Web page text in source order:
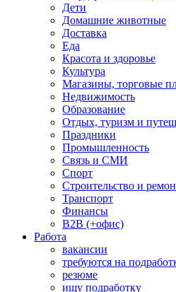
Дети
Домашние животные
Доставка
Еда
Красота и здоровье
Культура
Магазины, торговые
Недвижимость
Образование
Отдых, туризм и
Праздники
Промышленность
Связь и СМИ
Спорт
Строительство и
Транспорт
Финансы
B2B (+офис)
Работа
вакансии
требуются на
резюме
ищу подработку